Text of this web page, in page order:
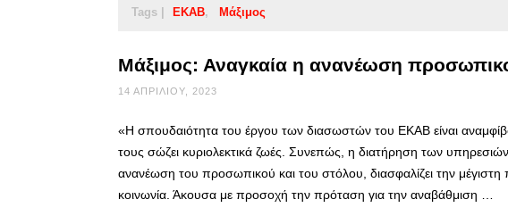
Tags | ΕΚΑΒ Μάξιμος
Μάξιμος: Αναγκαία η ανανέωση
14 ΑΠΡΙΛΊΟΥ, 2023
«Η σπουδαιότητα του έργου των διασωστών του ΕΚΑΒ είναι
τους σώζει κυριολεκτικά ζωές. Συνεπώς, η διατήρηση των
ανανέωση του προσωπικού και του στόλου, διασφαλίζει την
κοινωνία. Άκουσα με προσοχή την πρόταση για την αναβάθμιση …